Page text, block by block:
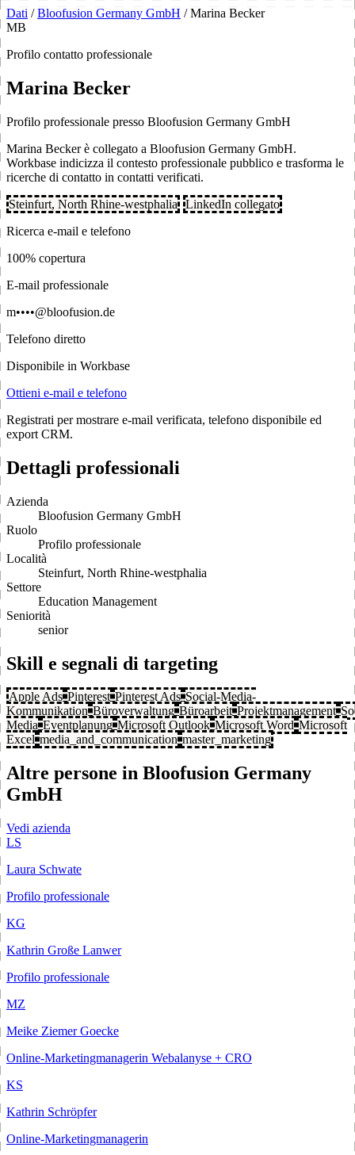
Dati / Bloofusion Germany GmbH / Marina Becker
MB
Profilo contatto professionale
Marina Becker
Profilo professionale presso Bloofusion Germany GmbH
Marina Becker è collegato a Bloofusion Germany GmbH.
Workbase indicizza il contesto professionale pubblico e trasforma le
ricerche di contatto in contatti verificati.
Steinfurt, North Rhine-westphalia
LinkedIn collegato
Ricerca e-mail e telefono
100% copertura
E-mail professionale
m••••@bloofusion.de
Telefono diretto
Disponibile in Workbase
Ottieni e-mail e telefono
Registrati per mostrare e-mail verificata, telefono disponibile ed
export CRM.
Dettagli professionali
Azienda
Bloofusion Germany GmbH
Ruolo
Profilo professionale
Località
Steinfurt, North Rhine-westphalia
Settore
Education Management
Seniorità
senior
Skill e segnali di targeting
Apple Ads Pinterest Pinterest Ads Social-Media-
Kommunikation Büroverwaltung Büroarbeit Projektmanagement
Media Eventplanung Microsoft Outlook Microsoft Word Microsoft
Excel media_and_communication master_marketing
Altre persone in Bloofusion Germany
GmbH
Vedi azienda
LS
Laura Schwate
Profilo professionale
KG
Kathrin Große Lanwer
Profilo professionale
MZ
Meike Ziemer Goecke
Online-Marketingmanagerin Webalanyse + CRO
KS
Kathrin Schröpfer
Online-Marketingmanagerin